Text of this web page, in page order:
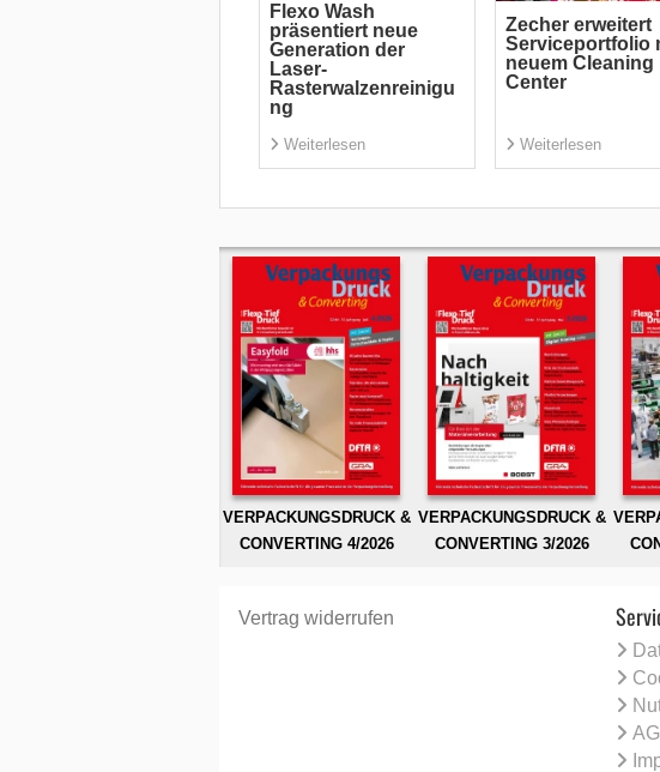
Flexo Wash
präsentiert neue
Generation der
Laser-
Rasterwalzenreinigu
ng
Weiterlesen
Zecher erweitert
Serviceportfolio
neuem Cleaning
Center
Weiterlesen
VERPACKUNGSDRUCK &
CONVERTING 4/2026
VERPACKUNGSDRUCK &
CONVERTING 3/2026
Vertrag widerrufen